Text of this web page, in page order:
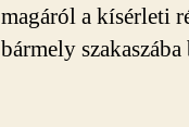
magáról a kísérleti
bármely